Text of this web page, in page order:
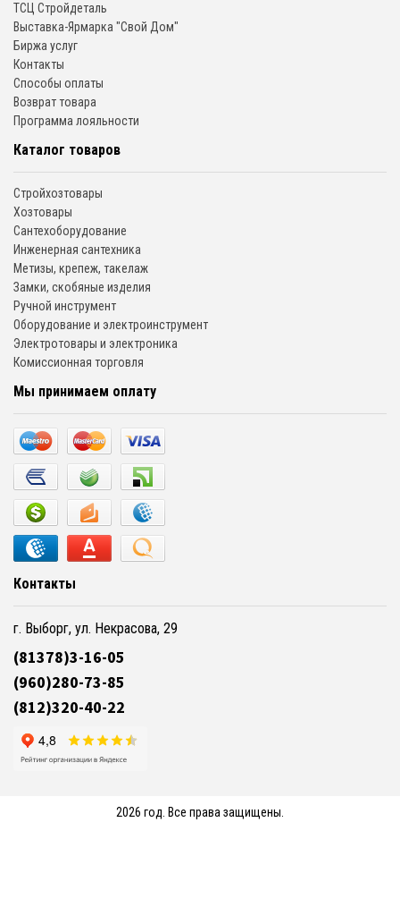
ТСЦ Стройдеталь
Выставка-Ярмарка "Свой Дом"
Биржа услуг
Контакты
Способы оплаты
Возврат товара
Программа лояльности
Каталог товаров
Стройхозтовары
Хозтовары
Сантехоборудование
Инженерная сантехника
Метизы, крепеж, такелаж
Замки, скобяные изделия
Ручной инструмент
Оборудование и электроинструмент
Электротовары и электроника
Комиссионная торговля
Мы принимаем оплату
Контакты
г. Выборг, ул. Некрасова, 29
(81378)3-16-05
(960)280-73-85
(812)320-40-22
2026 год. Все права защищены.